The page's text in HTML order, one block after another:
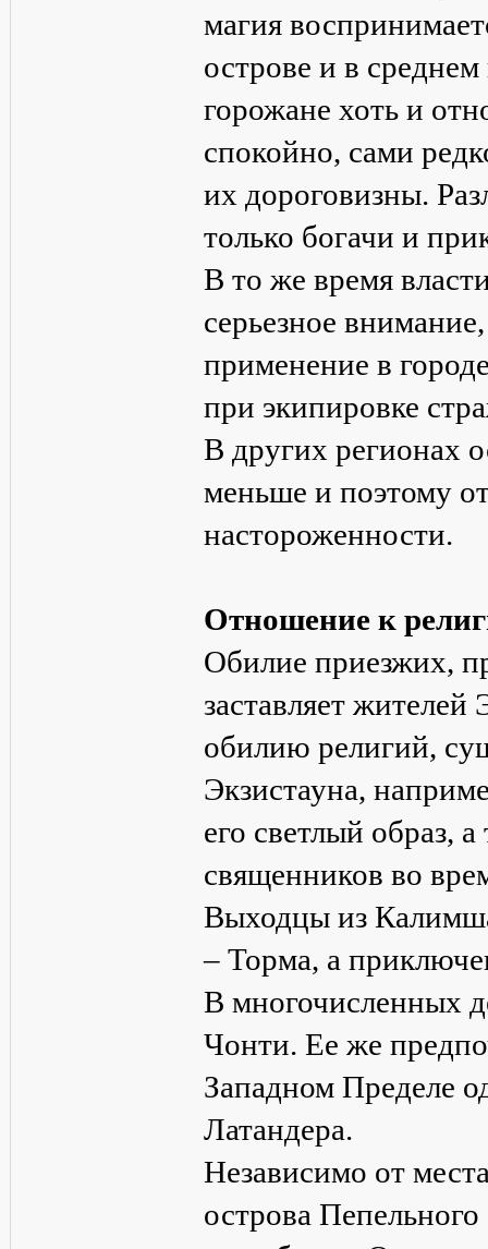
магия
острове и в
горожане хоть и
спокойно, сами
их дороговизны.
только богачи и
В то же время
серьезное
применение в
при экипировке
В других регионах
меньше и поэтому
настороженности.
Отношение к
Обилие приезжих,
заставляет жителей
обилию религий,
Экзистауна,
его светлый образ,
священников во
Выходцы из
– Торма, а
В многочисленных
Чонти. Ее же
Западном Пределе
Латандера.
Независимо от
острова